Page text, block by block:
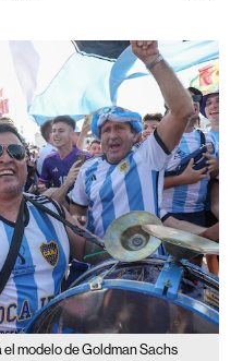
el modelo de Goldman Sachs